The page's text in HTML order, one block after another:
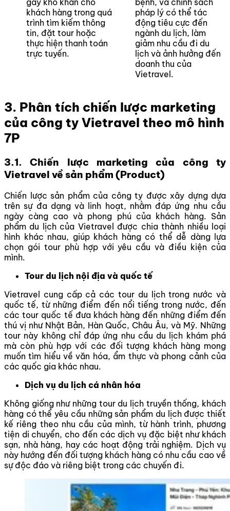
gây khó khăn cho
khách hàng trong quá
trình tìm kiếm thông
tin, đặt tour hoặc
thực hiện thanh toán
trực tuyến.
bệnh, và chính sách
pháp lý có thể tác
động tiêu cực đến
ngành du lịch, làm
giảm nhu cầu đi du
lịch và ảnh hưởng đến
doanh thu của
Vietravel.
3. Phân tích chiến lược marketing
của công ty Vietravel theo mô hình
7P
3.1. Chiến lược marketing của công ty
Vietravel về sản phẩm (Product)
Chiến lược sản phẩm của công ty được xây dựng dựa
trên sự đa dạng và linh hoạt, nhằm đáp ứng nhu cầu
ngày càng cao và phong phú của khách hàng. Sản
phẩm du lịch của Vietravel được chia thành nhiều loại
hình khác nhau, giúp khách hàng có thể dễ dàng lựa
chọn gói tour phù hợp với yêu cầu và điều kiện của
mình.
Tour du lịch nội địa và quốc tế
Vietravel cung cấp cả các tour du lịch trong nước và
quốc tế, từ những điểm đến nổi tiếng trong nước, đến
các tour quốc tế đưa khách hàng đến những điểm đến
thú vị như Nhật Bản, Hàn Quốc, Châu Âu, và Mỹ. Những
tour này không chỉ đáp ứng nhu cầu du lịch khám phá
mà còn phù hợp với các đối tượng khách hàng mong
muốn tìm hiểu về văn hóa, ẩm thực và phong cảnh của
các quốc gia khác nhau.
Dịch vụ du lịch cá nhân hóa
Không giống như những tour du lịch truyền thống, khách
hàng có thể yêu cầu những sản phẩm du lịch được thiết
kế riêng theo nhu cầu của mình, từ hành trình, phương
tiện di chuyển, cho đến các dịch vụ đặc biệt như khách
sạn, nhà hàng, hay các hoạt động trải nghiệm. Dịch vụ
này hướng đến đối tượng khách hàng có nhu cầu cao về
sự độc đáo và riêng biệt trong các chuyến đi.